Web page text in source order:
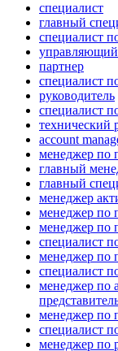
специалист
главный
специалист
партнер
специалист
руководитель
специалист
технический
account
менеджер по
главный
главный
менеджер
менеджер по
менеджер по
специалист
менеджер по
специалист
менеджер по
менеджер по
специалист
менеджер по